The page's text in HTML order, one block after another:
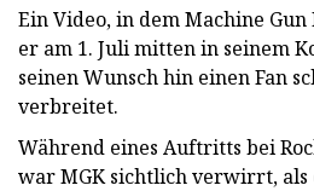
Ein Video, in dem Machine
er am 1. Juli mitten in seinem
seinen Wunsch hin einen Fan
verbreitet.
Während eines Auftritts bei
war MGK sichtlich verwirrt, als